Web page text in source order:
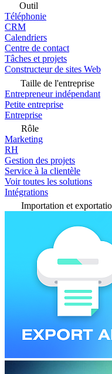
Outil
Téléphonie
CRM
Calendriers
Centre de contact
Tâches et projets
Constructeur de sites Web
Taille de l'entreprise
Entrepreneur indépendant
Petite entreprise
Entreprise
Rôle
Marketing
RH
Gestion des projets
Service à la clientèle
Voir toutes les solutions
Intégrations
Importation et